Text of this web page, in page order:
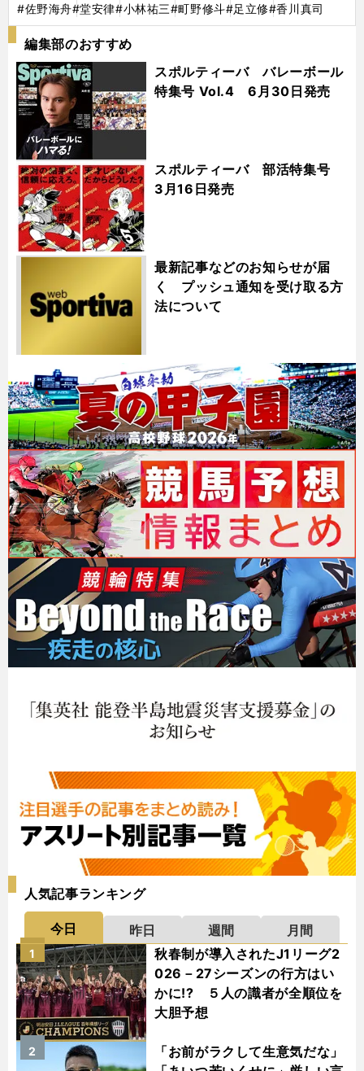
#佐野海舟#堂安律#小林祐三#町野修斗#足立修#香川真司
編集部のおすすめ
スポルティーバ バレーボール
特集号 Vol.4 6月30日発売
スポルティーバ 部活特集号
3月16日発売
最新記事などのお知らせが届
く プッシュ通知を受け取る方
法について
人気記事ランキング
今日 昨日 週間
月間
秋春制が導入されたJ1リーグ2
026－27シーズンの行方はい
かに!? ５人の識者が全順位を
大胆予想
1
「お前がラクして生意気だな」
2